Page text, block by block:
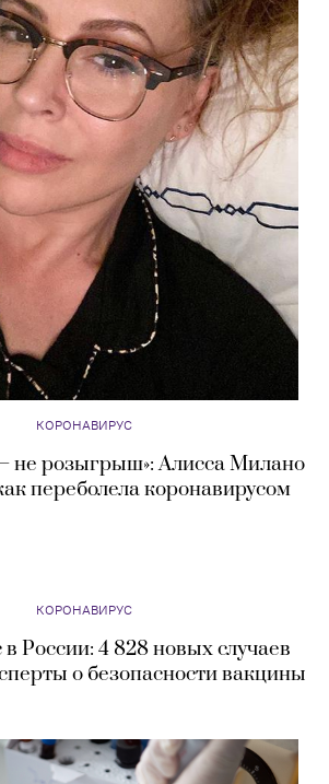
КОРОНАВИРУС
не розыгрыш»: Алисса Милано
переболела коронавирусом